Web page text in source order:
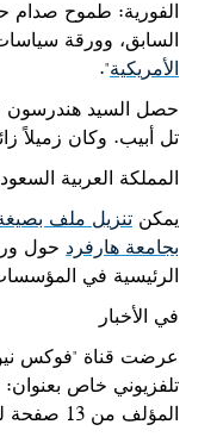
السابق، وورقة سياسات
الأمريكية".
تل أبيب. وكان زميلاً
المملكة العربية
يمكن تنزيل ملف
بجامعة هارفرد حول
الرئيسية في المؤسسات
في الأخبار
عرضت قناة "فوكس
المؤلف من 13 صفحة للسلطات الحكومية ورسالة مؤثرة إلى زوجته وتقريرًا لجهاز المخابرات الباكستانية عن خان.